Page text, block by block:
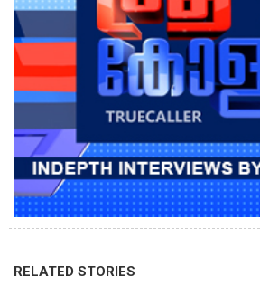
RELATED STORIES